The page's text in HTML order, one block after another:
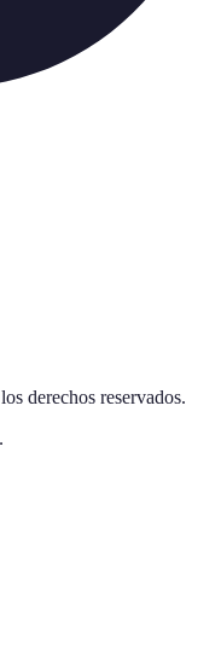
derechos reservados.